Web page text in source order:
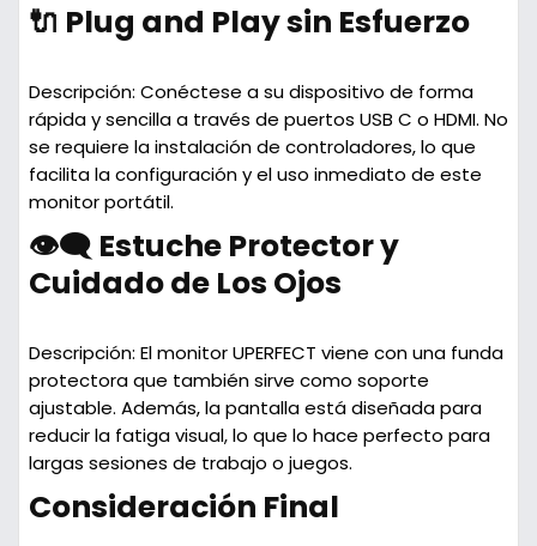
🔌 Plug and Play sin Esfuerzo
Descripción: Conéctese a su dispositivo de forma
rápida y sencilla a través de puertos USB C o HDMI. No
se requiere la instalación de controladores, lo que
facilita la configuración y el uso inmediato de este
monitor portátil.
👁️‍🗨️ Estuche Protector y
Cuidado de Los Ojos
Descripción: El monitor UPERFECT viene con una funda
protectora que también sirve como soporte
ajustable. Además, la pantalla está diseñada para
reducir la fatiga visual, lo que lo hace perfecto para
largas sesiones de trabajo o juegos.
Consideración Final